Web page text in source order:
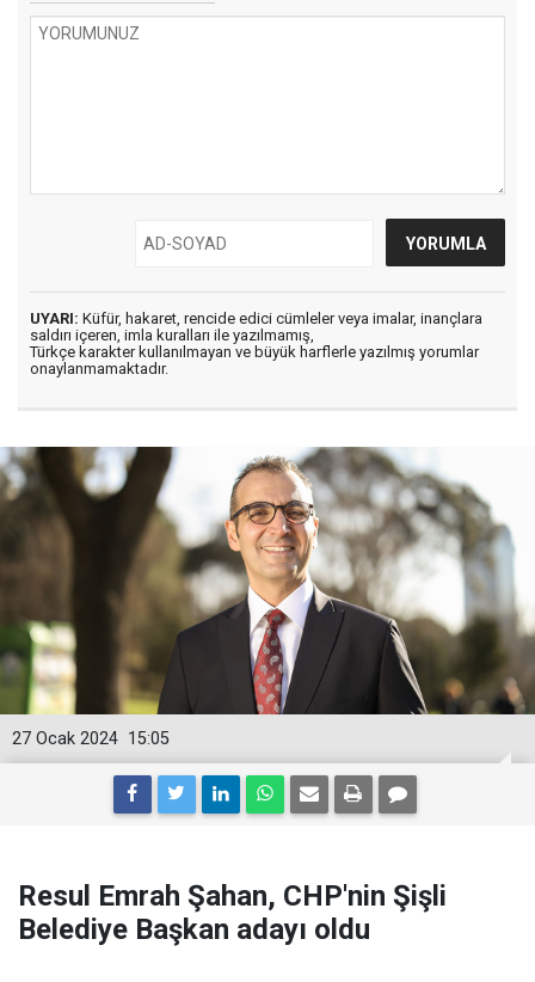
UYARI: Küfür, hakaret, rencide edici cümleler veya imalar, inançlara
saldırı içeren, imla kuralları ile yazılmamış,
Türkçe karakter kullanılmayan ve büyük harflerle yazılmış yorumlar
onaylanmamaktadır.
15:05
27 Ocak 2024
Resul Emrah Şahan, CHP'nin Şişli
Belediye Başkan adayı oldu